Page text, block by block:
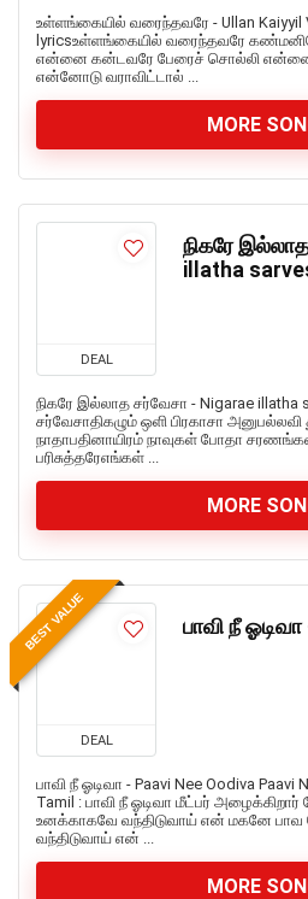
உள்ளங்கையில் வரைந்தவரே - Ullan Kaiyyil
lyricsஉள்ளங்கையில் வரைந்தவரே
என்னை கன்டவரே பேரைச் சொல்லி
என்னோடு வராவிட்டால் ...
MORE
DEAL
நிகரே
illatha
நிகரே இல்லாத சர்வேசா - Nigarae illatha
சர்வேசாதிகழும் ஒளி பிரகாசா அனுபல்லவி
நாதாபதினாயிரம் நாவுகள் போதா
பரிசுத்தரேஎங்கள் ...
MORE
BEST VALUE
DEAL
பாவி நீ
பாவி நீ ஓடிவா - Paavi Nee Oodiva
Tamil : பாவி நீ ஓடிவா மீட்பர்
உனக்காகவே வந்திடுவாய் என் மகனே
வந்திடுவாய் என் ...
MORE